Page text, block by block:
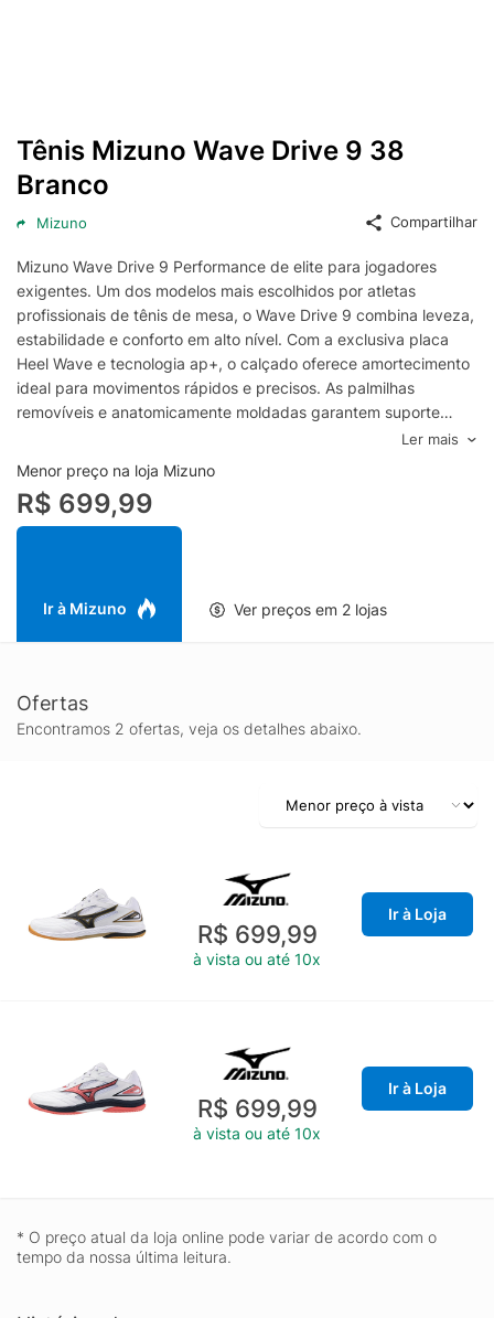
Tênis Mizuno Wave Drive 9 38
Branco
Mizuno Compartilhar
Mizuno Wave Drive 9 Performance de elite para jogadores
exigentes. Um dos modelos mais escolhidos por atletas
profissionais de tênis de mesa, o Wave Drive 9 combina leveza,
estabilidade e conforto em alto nível. Com a exclusiva placa
Heel Wave e tecnologia ap+, o calçado oferece amortecimento
ideal para movimentos rápidos e precisos. As palmilhas
removíveis e anatomicamente moldadas garantem suporte
completo durante partidas intensas, enquanto o cabedal
AIRmesh proporciona ventilação superior, mantendo os pés
secos e confortáveis. Desempenho confiável para quem busca
o máximo em cada troca de bola.
Ler mais
Menor preço na loja Mizuno
R$ 699,99
Ir à Mizuno Ver preços em 2 lojas
Ofertas
Encontramos 2 ofertas, veja os detalhes abaixo.
R$ 699,99
à vista ou até 10x
Ir à Loja
R$ 699,99
à vista ou até 10x
Ir à Loja
* O preço atual da loja online pode variar de acordo com o
tempo da nossa última leitura.